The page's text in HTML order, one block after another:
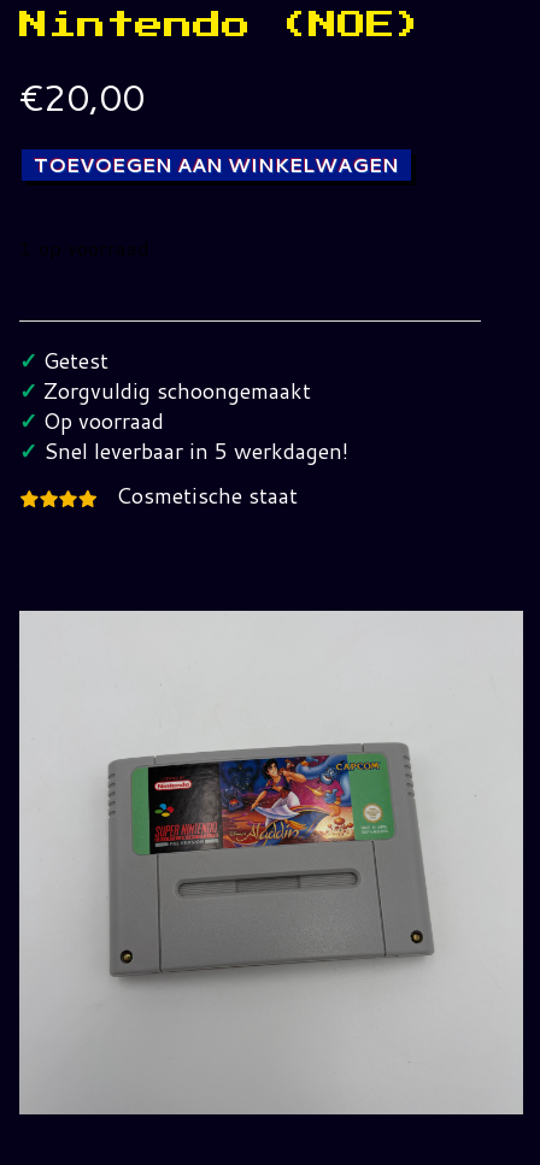
Nintendo (NOE)
€20,00
TOEVOEGEN AAN WINKELWAGEN
1 op voorraad
Super
Nintendo
(NOE)
hoeveelheid
✓ Getest
✓ Zorgvuldig schoongemaakt
✓ Op voorraad
✓ Snel leverbaar in 5 werkdagen!
Cosmetische staat